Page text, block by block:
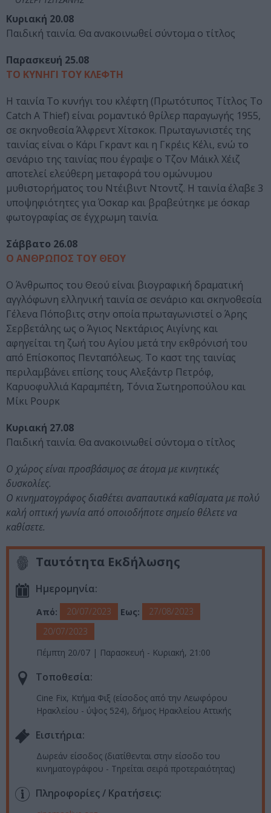
Κυριακή 20.08
Παιδική ταινία. Θα ανακοινωθεί σύντομα ο τίτλος
Παρασκευή 25.08
ΤΟ ΚΥΝΗΓΙ ΤΟΥ ΚΛΕΦΤΗ
Η ταινία Το κυνήγι του κλέφτη (Πρωτότυπος Τίτλος To
Catch A Thief) είναι ρομαντικό θρίλερ παραγωγής 1955,
σε σκηνοθεσία Άλφρεντ Χίτσκοκ. Πρωταγωνιστές της
ταινίας είναι ο Κάρι Γκραντ και η Γκρέις Κέλι, ενώ το
σενάριο της ταινίας που έγραψε ο Τζον Μάικλ Χέιζ
αποτελεί ελεύθερη μεταφορά του ομώνυμου
μυθιστορήματος του Ντέιβιντ Ντοντζ. Η ταινία έλαβε 3
υποψηφιότητες για Όσκαρ και βραβεύτηκε με όσκαρ
φωτογραφίας σε έγχρωμη ταινία.
Σάββατο 26.08
Ο ΑΝΘΡΩΠΟΣ ΤΟΥ ΘΕΟΥ
Ο Άνθρωπος του Θεού είναι βιογραφική δραματική
αγγλόφωνη ελληνική ταινία σε σενάριο και σκηνοθεσία
Γέλενα Πόποβιτς στην οποία πρωταγωνιστεί ο Άρης
Σερβετάλης ως ο Άγιος Νεκτάριος Αιγίνης και
αφηγείται τη ζωή του Αγίου μετά την εκθρόνισή του
από Επίσκοπος Πενταπόλεως. Το καστ της ταινίας
περιλαμβάνει επίσης τους Αλεξάντρ Πετρόφ,
Καρυοφυλλιά Καραμπέτη, Τόνια Σωτηροπούλου και
Μίκι Ρουρκ
Κυριακή 27.08
Παιδική ταινία. Θα ανακοινωθεί σύντομα ο τίτλος
Ο χώρος είναι προσβάσιμος σε άτομα με κινητικές
δυσκολίες.
Ο κινηματογράφος διαθέτει αναπαυτικά καθίσματα με πολύ
καλή οπτική γωνία από οποιοδήποτε σημείο θέλετε να
καθίσετε.
Ταυτότητα Εκδήλωσης
Ημερομηνία:
Από: 20/07/2023 Εως:
27/08/2023
20/07/2023
Πέμπτη 20/07 | Παρασκευή - Κυριακή, 21:00
Τοποθεσία:
Cine Fix, Κτήμα Φιξ (είσοδος από την Λεωφόρου
Ηρακλείου - ύψος 524), δήμος Ηρακλείου Αττικής
Eισιτήρια:
Δωρεάν είσοδος (διατίθενται στην είσοδο του
κινηματογράφου - Τηρείται σειρά προτεραιότητας)
Πληροφορίες / Κρατήσεις: